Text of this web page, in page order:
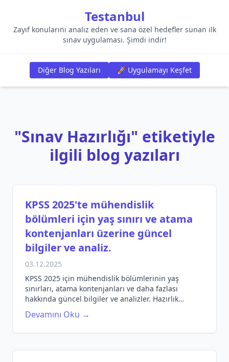
Testanbul
Zayıf konularını analiz eden ve sana özel hedefler sunan ilk
sınav uygulaması. Şimdi indir!
Diğer Blog Yazıları 🚀 Uygulamayı Keşfet
"Sınav Hazırlığı" etiketiyle
ilgili blog yazıları
KPSS 2025'te mühendislik
bölümleri için yaş sınırı ve atama
kontenjanları üzerine güncel
bilgiler ve analiz.
03.12.2025
KPSS 2025 için mühendislik bölümlerinin yaş
sınırları, atama kontenjanları ve daha fazlası
hakkında güncel bilgiler ve analizler. Hazırlık
sürecinizi doğru yönlendirin!
Devamını Oku →